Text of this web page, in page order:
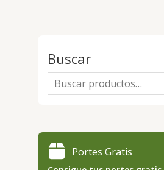
Buscar
a
Portes Gratis